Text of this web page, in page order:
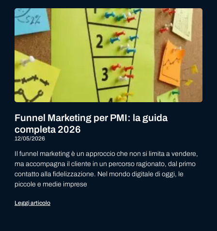
Funnel Marketing per PMI: la guida
completa 2026
12/05/2026
Il funnel marketing è un approccio che non si limita a vendere,
ma accompagna il cliente in un percorso ragionato, dal primo
contatto alla fidelizzazione. Nel mondo digitale di oggi, le
piccole e medie imprese
Leggi articolo